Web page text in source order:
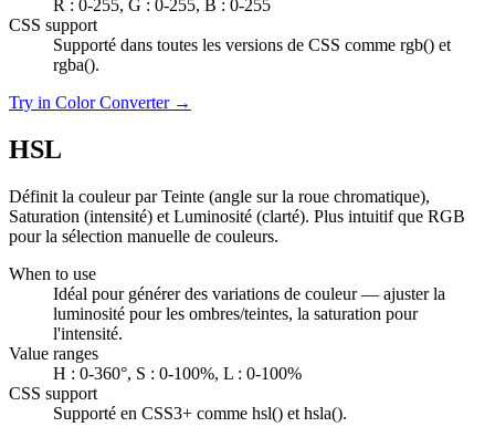
R : 0-255, G : 0-255, B : 0-255
CSS support
Supporté dans toutes les versions de CSS comme rgb() et
rgba().
Try in Color Converter →
HSL
Définit la couleur par Teinte (angle sur la roue chromatique),
Saturation (intensité) et Luminosité (clarté). Plus intuitif que RGB
pour la sélection manuelle de couleurs.
When to use
Idéal pour générer des variations de couleur — ajuster la
luminosité pour les ombres/teintes, la saturation pour
l'intensité.
Value ranges
H : 0-360°, S : 0-100%, L : 0-100%
CSS support
Supporté en CSS3+ comme hsl() et hsla().